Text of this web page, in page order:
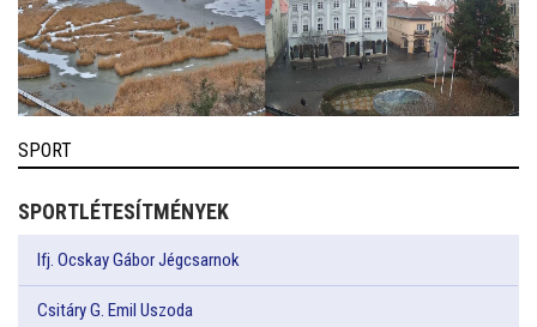
SPORT
SPORTLÉTESÍTMÉNYEK
Ifj. Ocskay Gábor Jégcsarnok
Csitáry G. Emil Uszoda